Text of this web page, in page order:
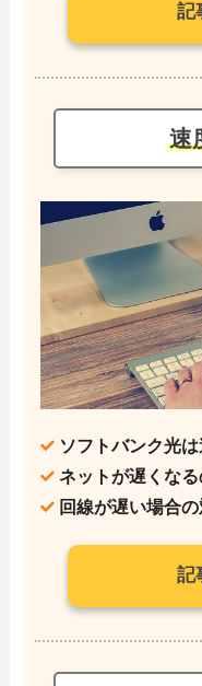
記
速
ソフトバンク光は
ネットが遅くなる
回線が遅い場合の
記